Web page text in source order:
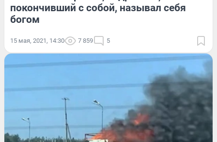
покончивший с собой, называл себя
богом
15 мая, 2021, 14:30 7 859 5